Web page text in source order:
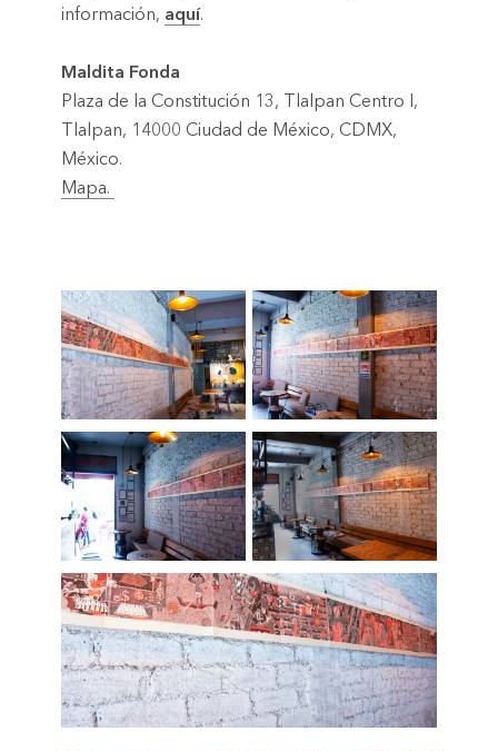
información, aquí.
Maldita Fonda
Plaza de la Constitución 13, Tlalpan Centro I,
Tlalpan, 14000 Ciudad de México, CDMX,
México.
Mapa.